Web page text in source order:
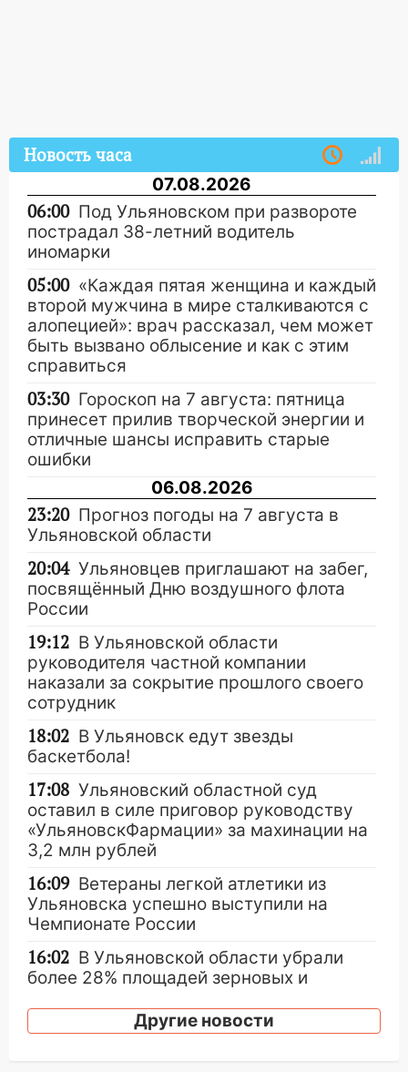
Новость часа
07.08.2026
06:00 Под Ульяновском при развороте
пострадал 38-летний водитель
иномарки
05:00 «Каждая пятая женщина и каждый
второй мужчина в мире сталкиваются с
алопецией»: врач рассказал, чем может
быть вызвано облысение и как с этим
справиться
03:30 Гороскоп на 7 августа: пятница
принесет прилив творческой энергии и
отличные шансы исправить старые
ошибки
06.08.2026
23:20 Прогноз погоды на 7 августа в
Ульяновской области
20:04 Ульяновцев приглашают на забег,
посвящённый Дню воздушного флота
России
19:12 В Ульяновской области
руководителя частной компании
наказали за сокрытие прошлого своего
сотрудник
18:02 В Ульяновск едут звезды
баскетбола!
17:08 Ульяновский областной суд
оставил в силе приговор руководству
«УльяновскФармации» за махинации на
3,2 млн рублей
16:09 Ветераны легкой атлетики из
Ульяновска успешно выступили на
Чемпионате России
16:02 В Ульяновской области убрали
более 28% площадей зерновых и
15:51 Бросила кирпич в жену брата: в
Другие новости